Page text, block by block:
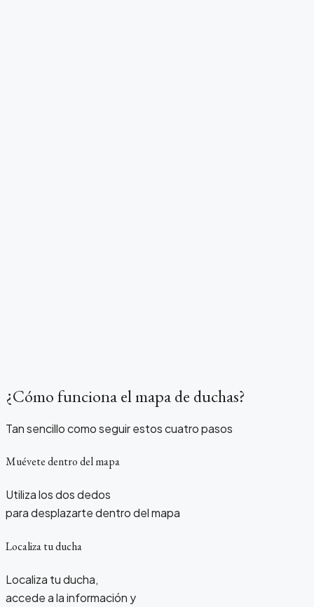
¿Cómo funciona el mapa de duchas?
Tan sencillo como seguir estos cuatro pasos
Muévete dentro del mapa
Utiliza los dos dedos
para desplazarte dentro del mapa
Localiza tu ducha
Localiza tu ducha,
accede a la información y